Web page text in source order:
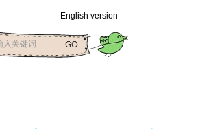
English version